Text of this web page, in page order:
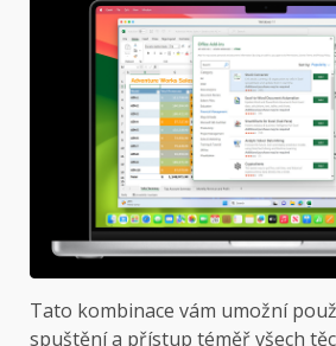
Tato kombinace vám umožní
spuštění a přístup téměř všech